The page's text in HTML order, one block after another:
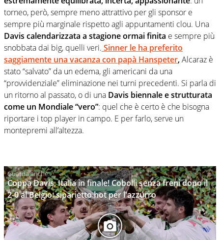
torneo, però, sempre meno attrattivo per gli sponsor e
sempre più marginale rispetto agli appuntamenti clou. Una
Davis calendarizzata a stagione ormai finita e sempre più
snobbata dai big, quelli veri. Sinner le ha preferito
saggiamente una vacanza con papà Hanspeter,Alcaraz è
stato “salvato” da un edema, gli americani da una
“provvidenziale” eliminazione nei turni precedenti. Si parla di
un ritorno al passato, o di una Davis biennale e strutturata
come un Mondiale “vero”: quel che è certo è che bisogna
riportare i top player in campo. E per farlo, serve un
montepremi all’altezza.
Coppa Davis, Italia in finale! Cobolli senza freni dopo il
2-0 al Belgio: siparietto hot per l'azzurro